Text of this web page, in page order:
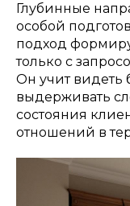
Глубинные
особой
подход
только с
Он учит видеть
выдерживать
состояния
отношений в